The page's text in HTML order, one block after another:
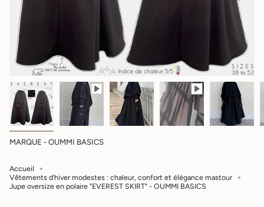
MARQUE - OUMMI BASICS
Accueil
Vêtements d’hiver modestes : chaleur, confort et élégance mastour
Jupe oversize en polaire "EVEREST SKIRT" - OUMMI BASICS